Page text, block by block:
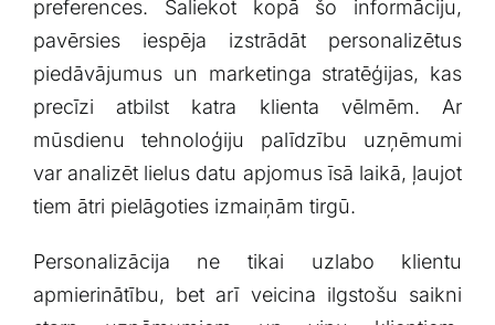
preferences. Saliekot kopā šo informāciju,
pavērsies ⁢iespēja izstrādāt personalizētus
piedāvājumus un marketinga stratēģijas, kas
precīzi‌ atbilst katra ‌klienta⁢ vēlmēm. Ar
⁢mūsdienu tehnoloģiju palīdzību uzņēmumi
var⁢ analizēt lielus datu apjomus īsā laikā, ļaujot‍
tiem ātri pielāgoties izmaiņām tirgū.
Personalizācija ne tikai uzlabo klientu
apmierinātību, bet arī veicina ilgstošu saikni